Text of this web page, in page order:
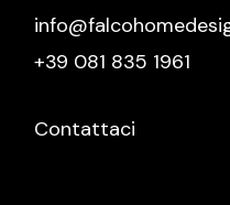
+39 081 835 1961
Contattaci